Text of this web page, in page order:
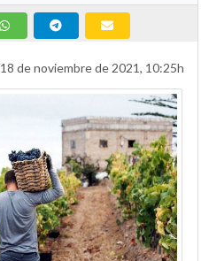
18 de noviembre de 2021, 10:25h